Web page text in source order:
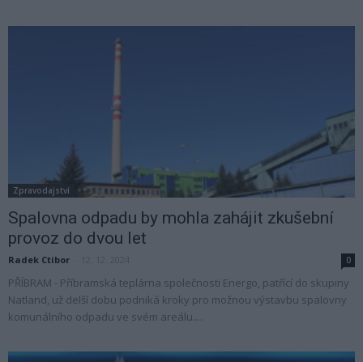
Zpravodajství
Spalovna odpadu by mohla zahájit zkušební
provoz do dvou let
Radek Ctibor 0
PŘÍBRAM - Příbramská teplárna společnosti Energo, patřící do skupiny
Natland, už delší dobu podniká kroky pro možnou výstavbu spalovny
komunálního odpadu ve svém areálu....